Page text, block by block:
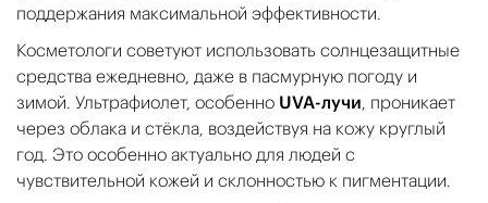
поддержания максимальной эффективности.
Косметологи советуют использовать солнцезащитные
средства ежедневно, даже в пасмурную погоду и
зимой. Ультрафиолет, особенно UVA-лучи, проникает
через облака и стёкла, воздействуя на кожу круглый
год. Это особенно актуально для людей с
чувствительной кожей и склонностью к пигментации.